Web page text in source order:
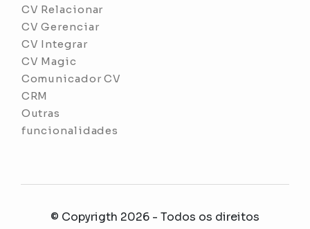
CV Relacionar
CV Gerenciar
CV Integrar
CV Magic
Comunicador CV
CRM
Outras
funcionalidades
© Copyrigth 2026 - Todos os direitos